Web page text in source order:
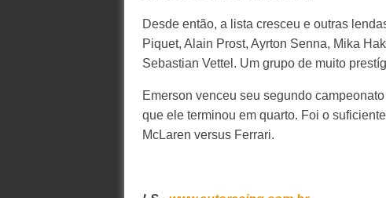
Desde então, a lista cresceu e outras
Piquet, Alain Prost, Ayrton Senna, Mika
Sebastian Vettel. Um grupo de muito
Emerson venceu seu segundo
que ele terminou em quarto. Foi o
McLaren versus Ferrari.